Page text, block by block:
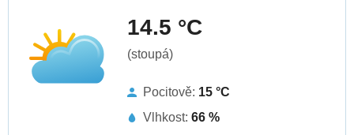
14.5 °C
(stoupá)
Pocitově: 15 °C
Vlhkost: 66 %